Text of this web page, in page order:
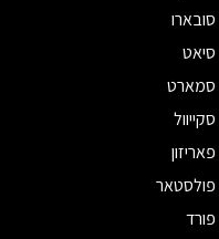
סובארו
סיאט
סמארט
סקייוול
פאריזון
פולסטאר
פורד